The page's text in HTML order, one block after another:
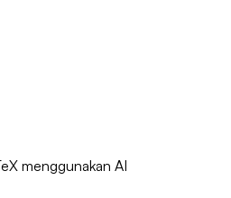
menggunakan AI